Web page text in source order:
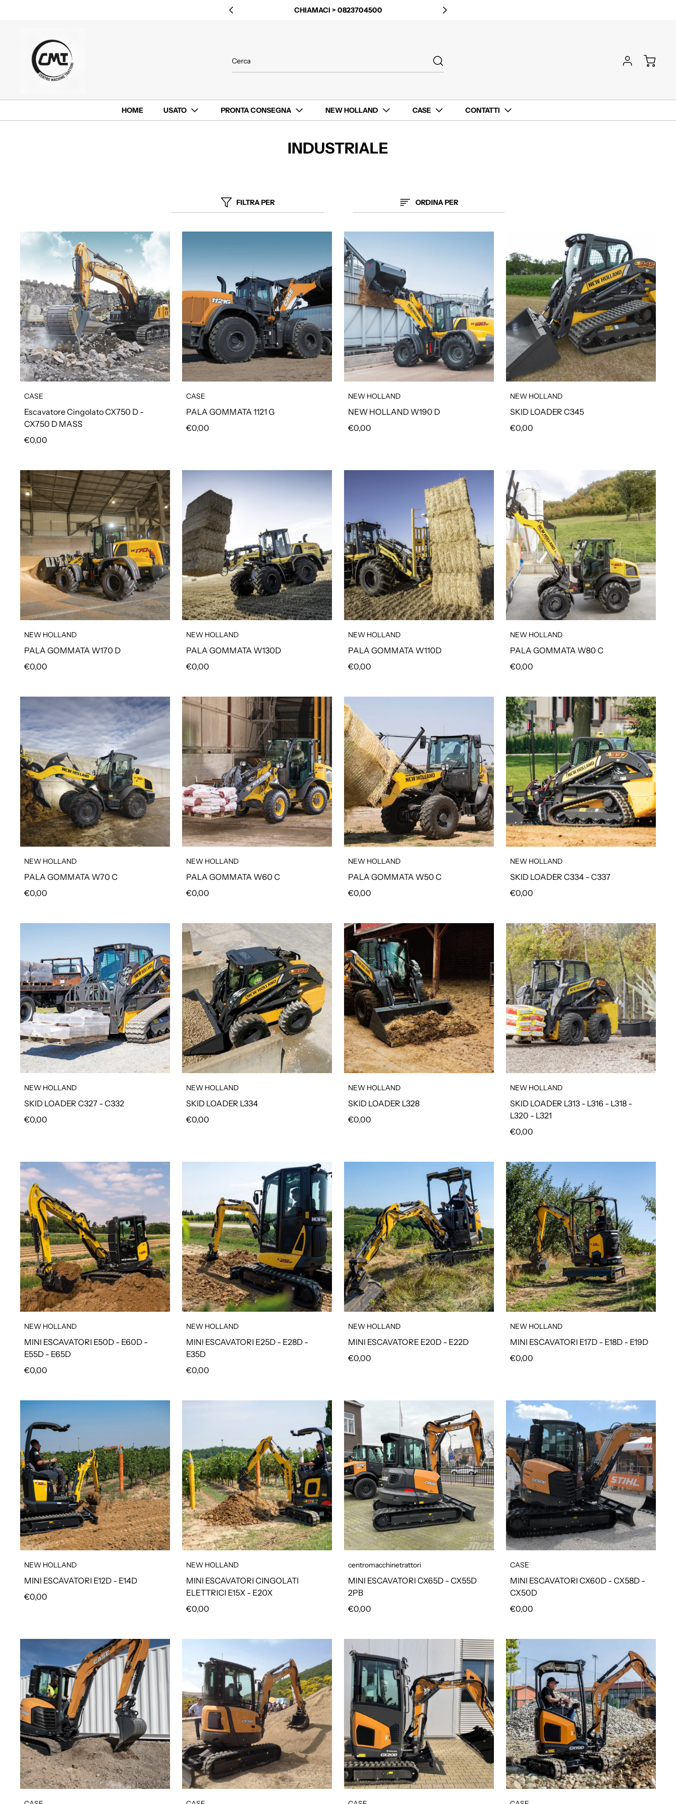
CHIAMACI > 0823704500
LOCALITÀ ISCA ROTONDA, 13, 84025 PONTE BARIZZO SA
HOME USATO PRONTA CONSEGNA NEW HOLLAND CASE CONTATTI
INDUSTRIALE
FILTRA PER ORDINA PER
CASE
Escavatore Cingolato CX750 D -
CX750 D MASS
Prezzo regolare
€0,00
CASE
PALA GOMMATA 1121 G
Prezzo regolare
€0,00
NEW HOLLAND
NEW HOLLAND W190 D
Prezzo regolare
€0,00
NEW HOLLAND
SKID LOADER C345
Prezzo regolare
€0,00
NEW HOLLAND
PALA GOMMATA W170 D
Prezzo regolare
€0,00
NEW HOLLAND
PALA GOMMATA W130D
Prezzo regolare
€0,00
NEW HOLLAND
PALA GOMMATA W110D
Prezzo regolare
€0,00
NEW HOLLAND
PALA GOMMATA W80 C
Prezzo regolare
€0,00
NEW HOLLAND
PALA GOMMATA W70 C
Prezzo regolare
€0,00
NEW HOLLAND
PALA GOMMATA W60 C
Prezzo regolare
€0,00
NEW HOLLAND
PALA GOMMATA W50 C
Prezzo regolare
€0,00
NEW HOLLAND
SKID LOADER C334 - C337
Prezzo regolare
€0,00
NEW HOLLAND
SKID LOADER C327 - C332
Prezzo regolare
€0,00
NEW HOLLAND
SKID LOADER L334
Prezzo regolare
€0,00
NEW HOLLAND
SKID LOADER L328
Prezzo regolare
€0,00
NEW HOLLAND
SKID LOADER L313 - L316 - L318 -
L320 - L321
Prezzo regolare
€0,00
NEW HOLLAND
MINI ESCAVATORI E50D - E60D -
E55D - E65D
Prezzo regolare
€0,00
NEW HOLLAND
MINI ESCAVATORI E25D - E28D -
E35D
Prezzo regolare
€0,00
NEW HOLLAND
MINI ESCAVATORE E20D - E22D
Prezzo regolare
€0,00
NEW HOLLAND
MINI ESCAVATORI E17D - E18D - E19D
Prezzo regolare
€0,00
NEW HOLLAND
MINI ESCAVATORI E12D - E14D
Prezzo regolare
€0,00
NEW HOLLAND
MINI ESCAVATORI CINGOLATI
ELETTRICI E15X - E20X
Prezzo regolare
€0,00
centromacchinetrattori
MINI ESCAVATORI CX65D - CX55D
2PB
Prezzo regolare
€0,00
CASE
MINI ESCAVATORI CX60D - CX58D -
CX50D
Prezzo regolare
€0,00